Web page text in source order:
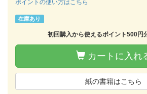
ポイントの使い方はこちら
在庫あり
初回購入から使えるポイント500円
カートに入れ
紙の書籍はこちら